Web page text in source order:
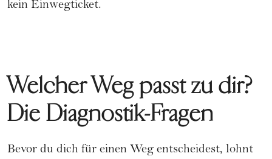
kein Einwegticket.
Welcher Weg passt zu dir?
Die Diagnostik-Fragen
Bevor du dich für einen Weg entscheidest, lohnt